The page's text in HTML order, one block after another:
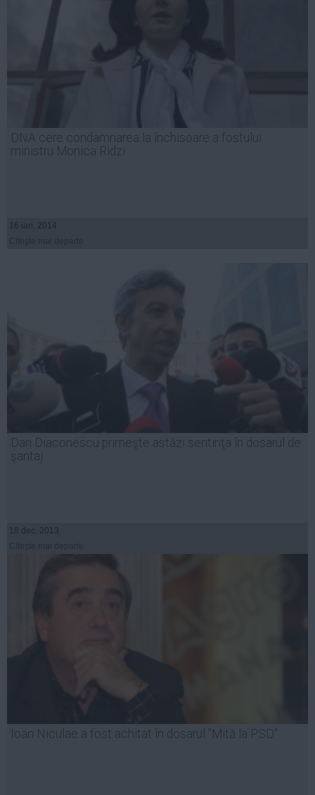
DNA cere condamnarea la închisoare a fostului
ministru Monica Ridzi
16 ian, 2014
Dan Diaconescu primeşte astăzi sentinţa în dosarul de
şantaj
18 dec, 2013
Ioan Niculae a fost achitat în dosarul "Mită la PSD"